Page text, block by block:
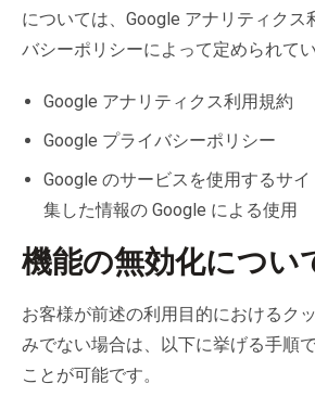
については、Google アナリティクス
バシーポリシーによって定められてい
Google アナリティクス利用規約
Google プライバシーポリシー
Google のサービスを使用するサ
集した情報の Google による使用
機能の無効化につい
お客様が前述の利用目的におけるク
みでない場合は、以下に挙げる手順
ことが可能です。